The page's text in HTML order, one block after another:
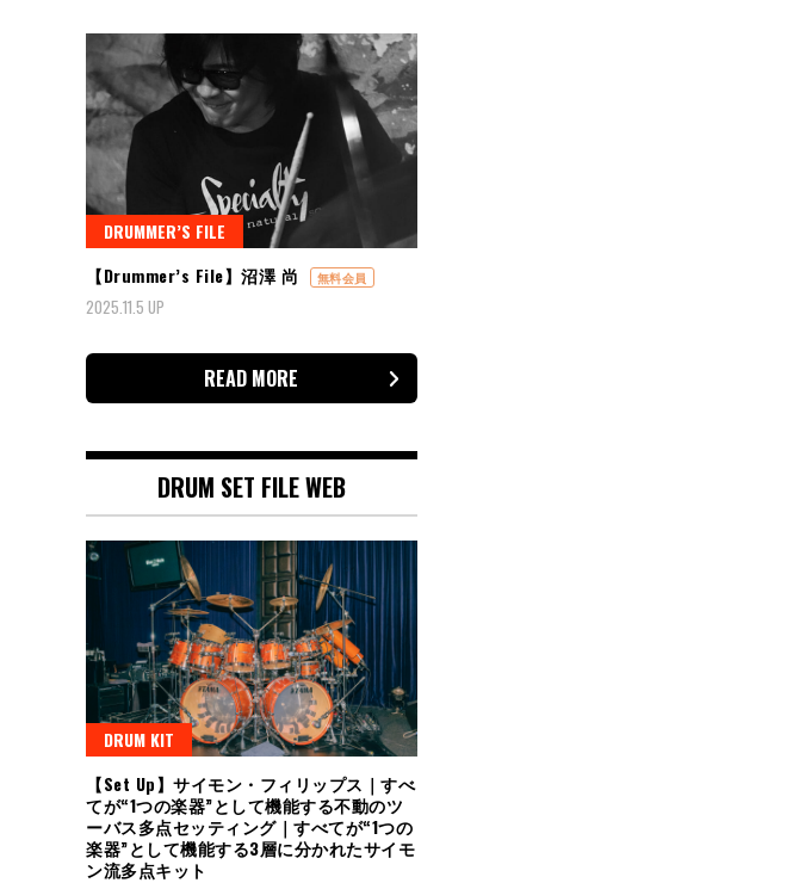
DRUMMER’S FILE
【Drummer’s File】沼澤 尚
無料会員
2025.11.5 UP
READ MORE
DRUM SET FILE WEB
DRUM KIT
【Set Up】サイモン・フィリップス｜すべ
てが“1つの楽器”として機能する不動のツ
ーバス多点セッティング｜すべてが“1つの
楽器”として機能する3層に分かれたサイモ
ン流多点キット